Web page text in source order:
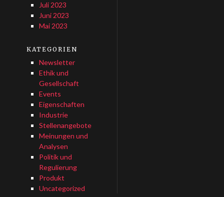
Juli 2023
Juni 2023
Mai 2023
KATEGORIEN
Newsletter
Ethik und
Gesellschaft
Events
Eigenschaften
Industrie
Stellenangebote
Meinungen und
Analysen
Politik und
Regulierung
Produkt
Uncategorized